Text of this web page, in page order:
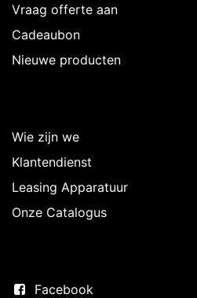
Vraag offerte aan
Cadeaubon
Nieuwe producten
Wie zijn we
Klantendienst
Leasing Apparatuur
Onze Catalogus
Facebook